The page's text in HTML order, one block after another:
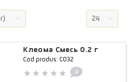
Клеома Смесь 0.2 г
Cod produs: C032
0